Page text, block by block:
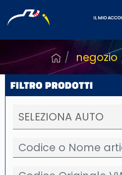
IL MIO
negozio
FILTRO PRODOTTI